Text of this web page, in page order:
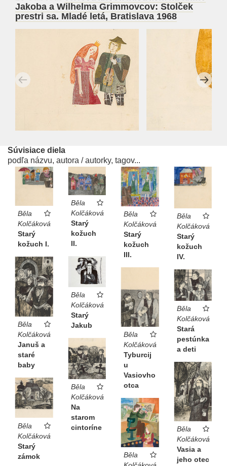
Jakoba a Wilhelma Grimmovcov: Stolček
prestri sa. Mladé letá, Bratislava 1968
Súvisiace diela
podľa názvu, autora / autorky, tagov...
Běla
Kolčáková
Starý
kožuch I.
Běla
Kolčáková
Starý
kožuch
II.
Běla
Kolčáková
Starý
kožuch
III.
Běla
Kolčáková
Starý
kožuch
IV.
Běla
Kolčáková
Starý
Jakub
Běla
Kolčáková
Januš a
staré
baby
Běla
Kolčáková
Tyburcij
u
Vasiovho
otca
Běla
Kolčáková
Stará
pestúnka
a deti
Běla
Kolčáková
Na
starom
cintoríne
Běla
Kolčáková
Vasia a
jeho otec
Běla
Kolčáková
Starý
zámok
Běla